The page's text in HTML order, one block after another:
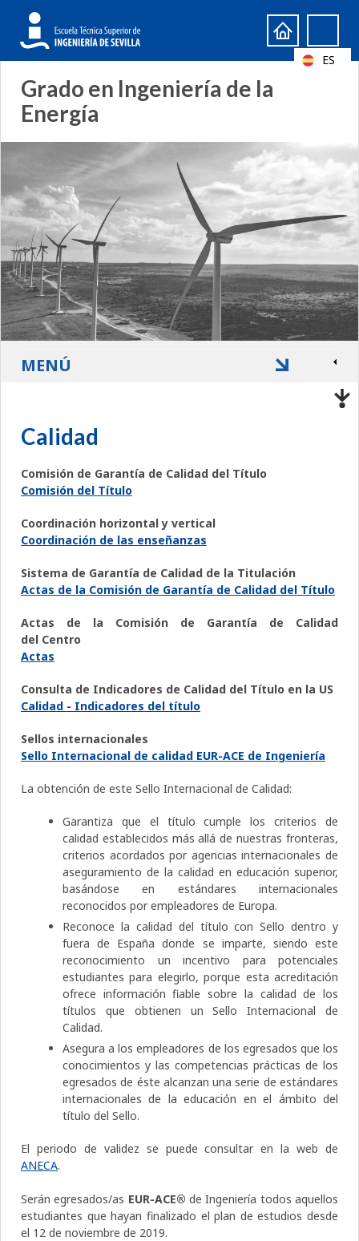
Formulario
de
búsqueda
Search
Grado en Ingeniería de la
Energía
Calidad
Comisión de Garantía de Calidad del Título
Comisión del Título
Coordinación horizontal y vertical
Coordinación de las enseñanzas
Sistema de Garantía de Calidad de la Titulación
Actas de la Comisión de Garantía de Calidad del Título
Actas de la Comisión de Garantía de Calidad
del Centro
Actas
Consulta de Indicadores de Calidad del Título en la US
Calidad - Indicadores del título
Sellos internacionales
Sello Internacional de calidad EUR-ACE de Ingeniería
La obtención de este Sello Internacional de Calidad:
Garantiza que el título cumple los criterios de
calidad establecidos más allá de nuestras fronteras,
criterios acordados por agencias internacionales de
aseguramiento de la calidad en educación superior,
basándose en estándares internacionales
reconocidos por empleadores de Europa.
Reconoce la calidad del título con Sello dentro y
fuera de España donde se imparte, siendo este
reconocimiento un incentivo para potenciales
estudiantes para elegirlo, porque esta acreditación
ofrece información fiable sobre la calidad de los
títulos que obtienen un Sello Internacional de
Calidad.
Asegura a los empleadores de los egresados que los
conocimientos y las competencias prácticas de los
egresados de éste alcanzan una serie de estándares
internacionales de la educación en el ámbito del
título del Sello.
El periodo de validez se puede consultar en la web de
ANECA.
Serán egresados/as EUR-ACE®de Ingeniería todos aquellos
estudiantes que hayan finalizado el plan de estudios desde
el 12 de noviembre de 2019.
MENÚ
ES